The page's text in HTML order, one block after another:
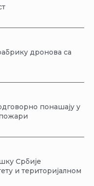
дронова са
понашају у
Србије
и територијалном